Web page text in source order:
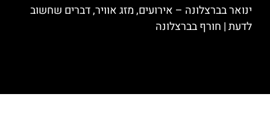
ינואר בברצלונה – אירועים, מזג אוויר, דברים שחשוב
לדעת | חורף בברצלונה